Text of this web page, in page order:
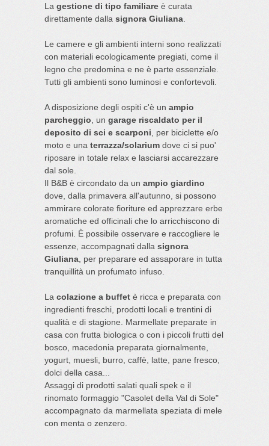
La gestione di tipo familiare è curata
direttamente dalla signora Giuliana
Le camere e gli ambienti interni sono realizzati
con materiali ecologicamente pregiati, come il
legno che predomina e ne è parte essenziale.
Tutti gli ambienti sono luminosi e confortevoli.
A disposizione degli ospiti c'è un ampio
parcheggio , un garage riscaldato per il
deposito di sci e scarponi , per biciclette e/o
moto e una terrazza/solarium dove ci si puo'
riposare in totale relax e lasciarsi accarezzare
dal sole.
Il B&B è circondato da un ampio giardino
dove, dalla primavera all'autunno, si possono
ammirare colorate fioriture ed apprezzare erbe
aromatiche ed officinali che lo arricchiscono di
profumi. È possibile osservare e raccogliere le
essenze, accompagnati dalla signora
Giuliana , per preparare ed assaporare in tutta
tranquillità un profumato infuso.
La colazione a buffet è ricca e preparata con
ingredienti freschi, prodotti locali e trentini di
qualità e di stagione. Marmellate preparate in
casa con frutta biologica o con i piccoli frutti del
bosco, macedonia preparata giornalmente,
yogurt, muesli, burro, caffè, latte, pane fresco,
dolci della casa...
Assaggi di prodotti salati quali spek e il
rinomato formaggio "Casolet della Val di Sole"
accompagnato da marmellata speziata di mele
con menta o zenzero.